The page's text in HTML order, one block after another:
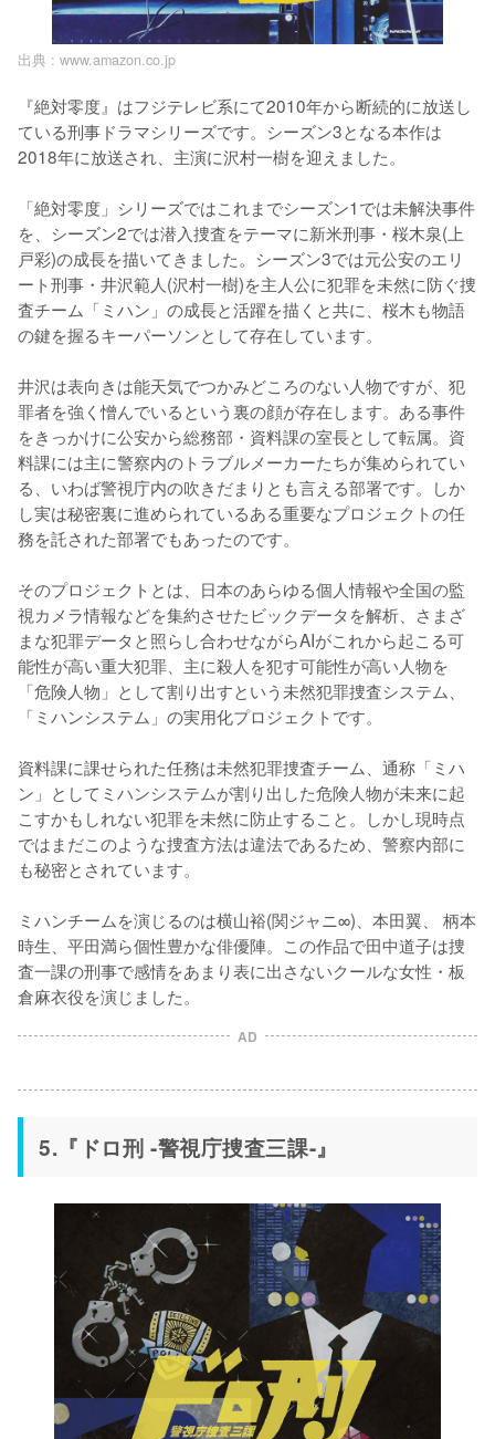
出典 : www.amazon.co.jp
『絶対零度』はフジテレビ系にて2010年から断続的に放送し
ている刑事ドラマシリーズです。シーズン3となる本作は
2018年に放送され、主演に沢村一樹を迎えました。
「絶対零度」シリーズではこれまでシーズン1では未解決事件
を、シーズン2では潜入捜査をテーマに新米刑事・桜木泉(上
戸彩)の成長を描いてきました。シーズン3では元公安のエリ
ート刑事・井沢範人(沢村一樹)を主人公に犯罪を未然に防ぐ捜
査チーム「ミハン」の成長と活躍を描くと共に、桜木も物語
の鍵を握るキーパーソンとして存在しています。
井沢は表向きは能天気でつかみどころのない人物ですが、犯
罪者を強く憎んでいるという裏の顔が存在します。ある事件
をきっかけに公安から総務部・資料課の室長として転属。資
料課には主に警察内のトラブルメーカーたちが集められてい
る、いわば警視庁内の吹きだまりとも言える部署です。しか
し実は秘密裏に進められているある重要なプロジェクトの任
務を託された部署でもあったのです。
そのプロジェクトとは、日本のあらゆる個人情報や全国の監
視カメラ情報などを集約させたビックデータを解析、さまざ
まな犯罪データと照らし合わせながらAIがこれから起こる可
能性が高い重大犯罪、主に殺人を犯す可能性が高い人物を
「危険人物」として割り出すという未然犯罪捜査システム、
「ミハンシステム」の実用化プロジェクトです。
資料課に課せられた任務は未然犯罪捜査チーム、通称「ミハ
ン」としてミハンシステムが割り出した危険人物が未来に起
こすかもしれない犯罪を未然に防止すること。しかし現時点
ではまだこのような捜査方法は違法であるため、警察内部に
も秘密とされています。
ミハンチームを演じるのは横山裕(関ジャニ∞)、本田翼、 柄本
時生、平田満ら個性豊かな俳優陣。この作品で田中道子は捜
査一課の刑事で感情をあまり表に出さないクールな女性・板
倉麻衣役を演じました。
AD
5.『ドロ刑 -警視庁捜査三課-』